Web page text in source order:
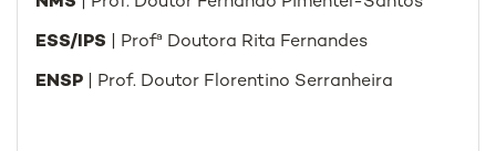
ESS/IPS | Profª Doutora Rita Fernandes
ENSP | Prof. Doutor Florentino Serranheira